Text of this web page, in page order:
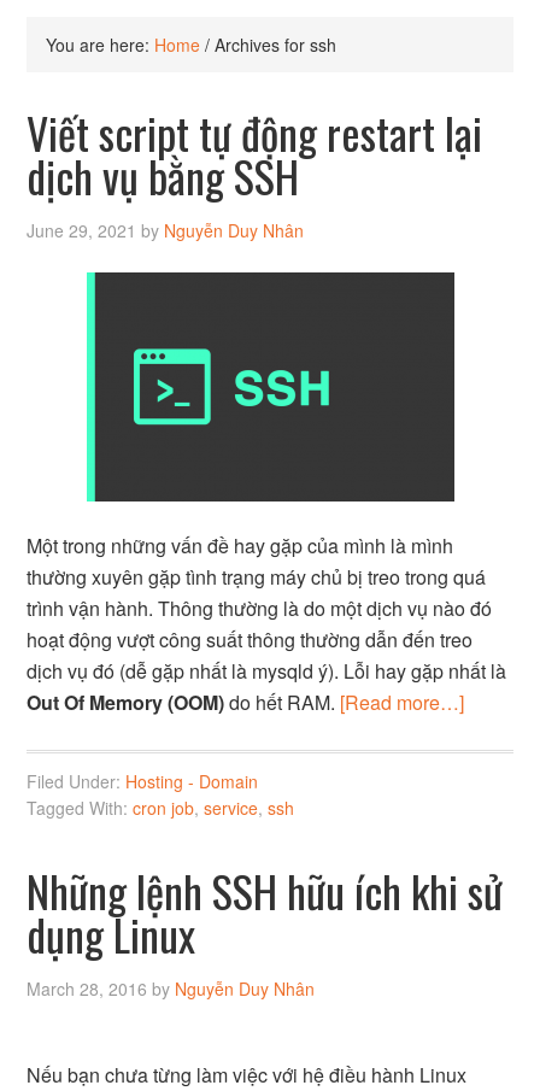
You are here: Home / Archives for ssh
Viết script tự động restart lại
dịch vụ bằng SSH
June 29, 2021 by Nguyễn Duy Nhân
Một trong những vấn đề hay gặp của mình là mình
thường xuyên gặp tình trạng máy chủ bị treo trong quá
trình vận hành. Thông thường là do một dịch vụ nào đó
hoạt động vượt công suất thông thường dẫn đến treo
dịch vụ đó (dễ gặp nhất là mysqld ý). Lỗi hay gặp nhất là
Out Of Memory (OOM)do hết RAM. [Read more…]
Filed Under: Hosting - Domain
Tagged With:cron job,service,ssh
Những lệnh SSH hữu ích khi sử
dụng Linux
March 28, 2016 by Nguyễn Duy Nhân
Nếu bạn chưa từng làm việc với hệ điều hành Linux